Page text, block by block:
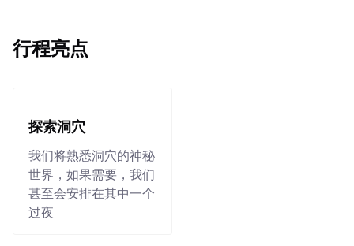
行程亮点
探索洞穴
我们将熟悉洞穴的神秘
世界，如果需要，我们
甚至会安排在其中一个
过夜